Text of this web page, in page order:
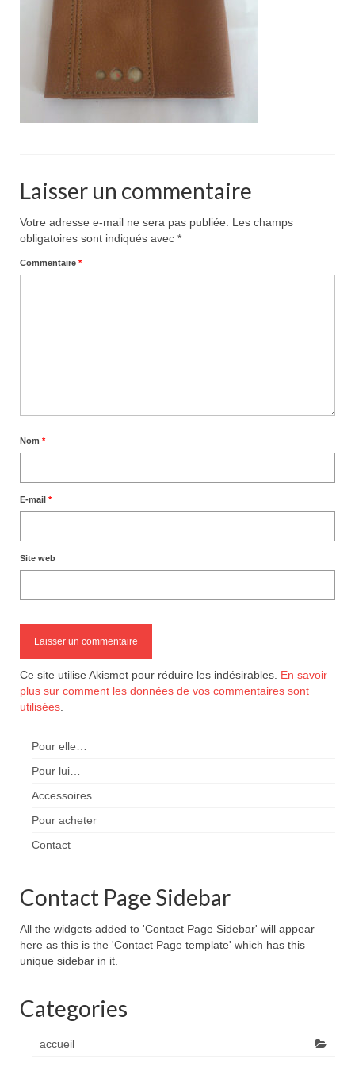
Pour acheter
Contact
Laisser un commentaire
Votre adresse e-mail ne sera pas publiée.
Les champs
obligatoires sont indiqués avec *
Commentaire *
Nom *
E-mail *
Site web
Ce site utilise Akismet pour réduire les indésirables. En savoir
plus sur comment les données de vos commentaires sont
utilisées
Pour elle…
Pour lui…
Accessoires
Pour acheter
Contact
Contact Page Sidebar
All the widgets added to 'Contact Page Sidebar' will appear
here as this is the 'Contact Page template' which has this
unique sidebar in it.
Categories
accueil